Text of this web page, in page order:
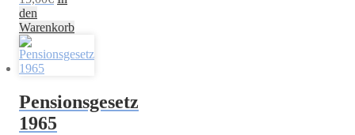
den
Warenkorb
Pensionsgesetz
1965